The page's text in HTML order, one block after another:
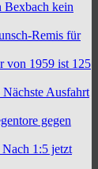
Bexbach kein
Remis für
von 1959 ist 125
Ausfahrt
gegen
1:5 jetzt